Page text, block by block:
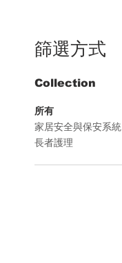
篩選方式
Collection
所有
家居安全與保安系統
長者護理